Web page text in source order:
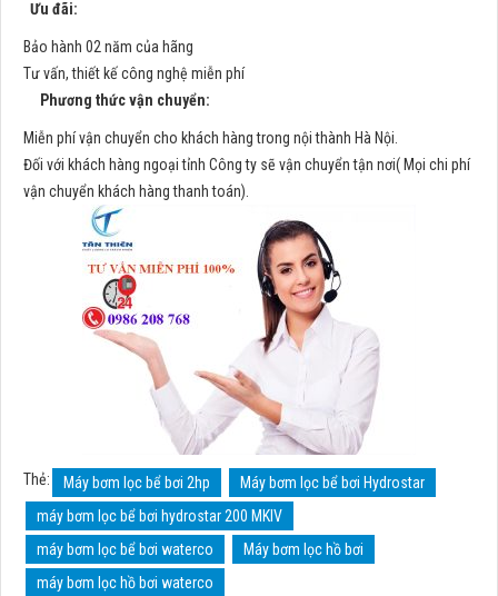
Ưu đãi:
Bảo hành 02 năm của hãng
Tư vấn, thiết kế công nghệ miễn phí
Phương thức vận chuyển:
Miễn phí vận chuyển cho khách hàng trong nội thành Hà Nội.
Đối với khách hàng ngoại tỉnh Công ty sẽ vận chuyển tận nơi( Mọi chi phí
vận chuyển khách hàng thanh toán).
Thẻ: Máy bơm lọc bể bơi 2hp
Máy bơm lọc bể bơi Hydrostar
máy bơm lọc bể bơi hydrostar 200 MKIV
máy bơm lọc bể bơi waterco
Máy bơm lọc hồ bơi
máy bơm lọc hồ bơi waterco